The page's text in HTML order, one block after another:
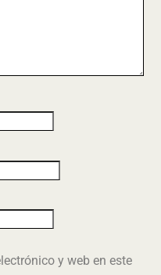
y web en este